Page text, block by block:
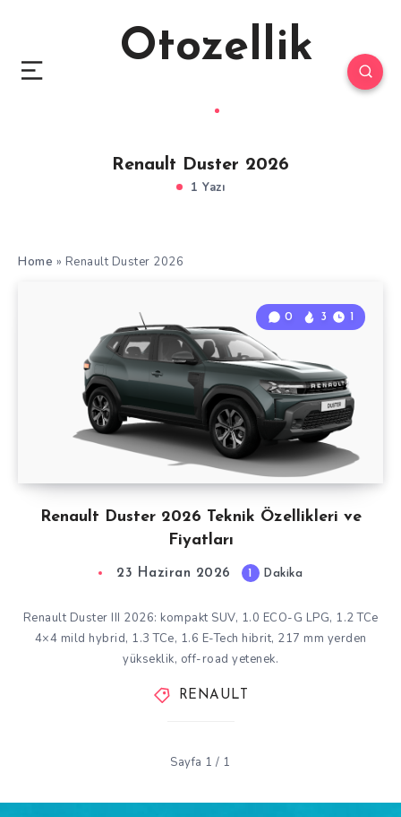
Otozellik
Renault Duster 2026
1 Yazı
Home » Renault Duster 2026
Renault Duster 2026 Teknik Özellikleri ve
Fiyatları
0 3 1
23 Haziran 2026 1 Dakika
Renault Duster III 2026: kompakt SUV, 1.0 ECO-G LPG, 1.2 TCe
4×4 mild hybrid, 1.3 TCe, 1.6 E-Tech hibrit, 217 mm yerden
yükseklik, off-road yetenek.
RENAULT
Sayfa 1 / 1